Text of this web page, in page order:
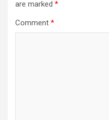
are marked *
Comment *